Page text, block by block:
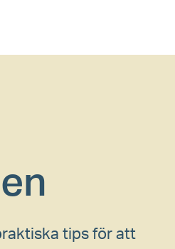
tips för att